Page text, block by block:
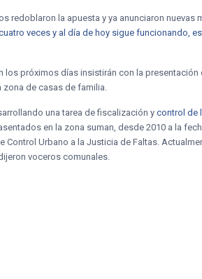
redoblaron la apuesta y ya anunciaron
veces y al día de hoy sigue funcionando,
los próximos días insistirán con la
zona de casas de familia.
una tarea de fiscalización ycontrol de
en la zona suman, desde 2010 a la
Urbano a la Justicia de Faltas.
voceros comunales.